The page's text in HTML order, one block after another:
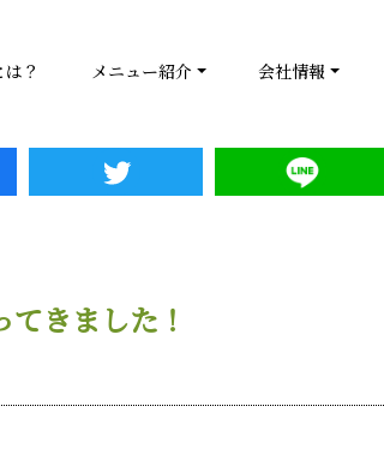
？ メニュー紹介 会社情報
きました！